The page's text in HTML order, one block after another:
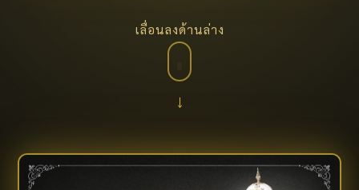
เลื่อนลงด้านล่าง
↓